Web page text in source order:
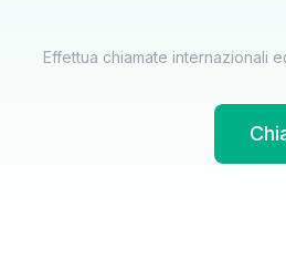
Effettua chiamate internazionali